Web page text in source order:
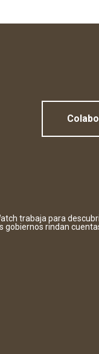
trabaja para
gobiernos rindan